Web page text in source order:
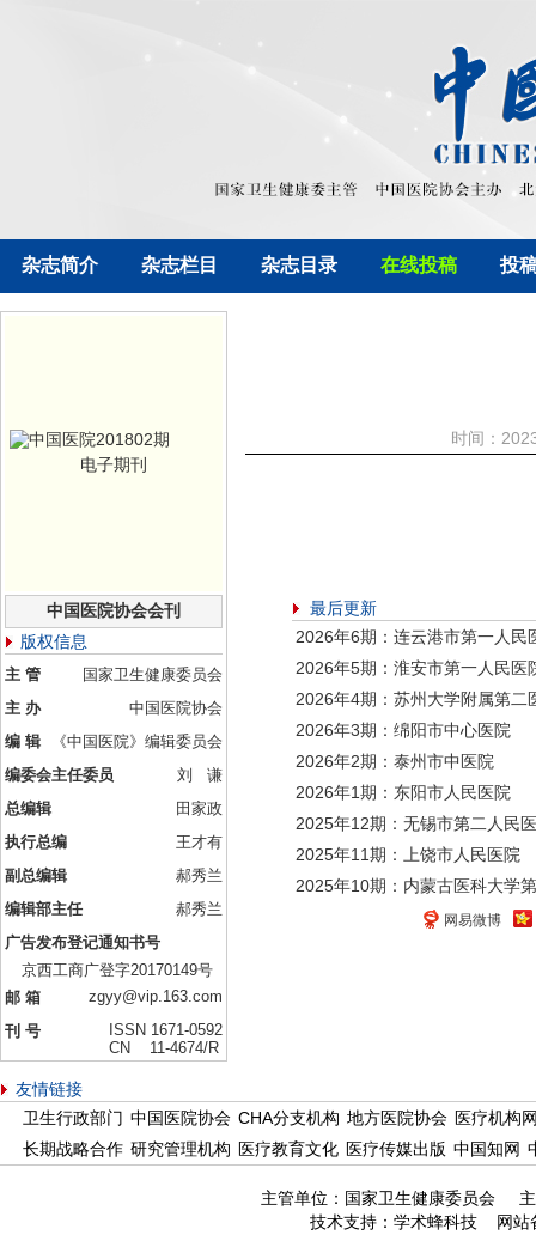
杂志简介 杂志栏目 杂志目录 在线投稿 投
电子期刊
中国医院协会会刊
版权信息
主 管
国家卫生健康委员会
主 办
中国医院协会
编 辑
《中国医院》编辑委员会
编委会主任委员
刘 谦
总编辑
田家政
执行总编
王才有
副总编辑
郝秀兰
编辑部主任
郝秀兰
广告发布登记通知书号
京西工商广登字20170149号
邮 箱
zgyy@vip.163.com
刊 号
ISSN 1671-0592
CN 11-4674/R
时间：
最后更新
2026年6期：连云港市第一人民
2026年5期：淮安市第一人民医
2026年4期：苏州大学附属第二
2026年3期：绵阳市中心医院
2026年2期：泰州市中医院
2026年1期：东阳市人民医院
2025年12期：无锡市第二人民
2025年11期：上饶市人民医院
2025年10期：内蒙古医科大学
网易微博
友情链接
卫生行政部门 中国医院协会 CHA分支机构 地方医院协会 医疗机构
长期战略合作 研究管理机构 医疗教育文化 医疗传媒出版 中国知网
主管单位：国家卫生健康委员会
技术支持：学术蜂科技 网站